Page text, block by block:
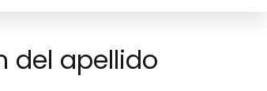
del apellido